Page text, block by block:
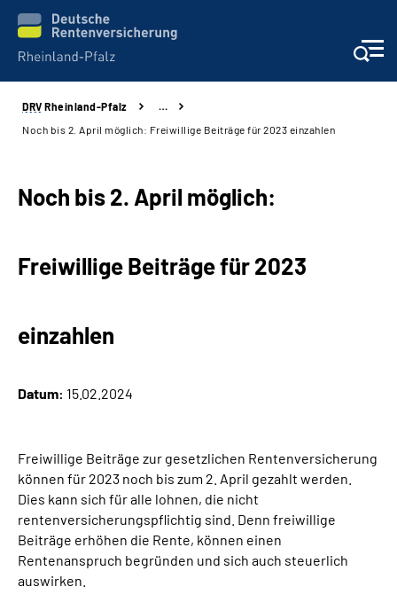
Unsere Leistungen
Karriere
Leichte Sprache
Suche
DRV Rheinland-Pfalz
…
Noch bis 2. April möglich: Freiwillige Beiträge für 2023 einzahlen
Noch bis 2. April möglich:
Freiwillige Beiträge für 2023
einzahlen
Datum: 15.02.2024
Freiwillige Beiträge zur gesetzlichen Rentenversicherung
können für 2023 noch bis zum 2. April gezahlt werden.
Dies kann sich für alle lohnen, die nicht
rentenversicherungspflichtig sind. Denn freiwillige
Beiträge erhöhen die Rente, können einen
Rentenanspruch begründen und sich auch steuerlich
auswirken.